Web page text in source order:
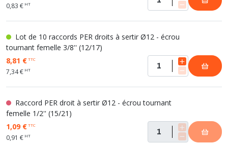
0,83 € HT
Lot de 10 raccords PER droits à sertir Ø12 - écrou
tournant femelle 3/8'' (12/17)
8,81 €TTC
7,34 € HT
Raccord PER droit à sertir Ø12 - écrou tournant
femelle 1/2'' (15/21)
1,09 €TTC
0,91 € HT